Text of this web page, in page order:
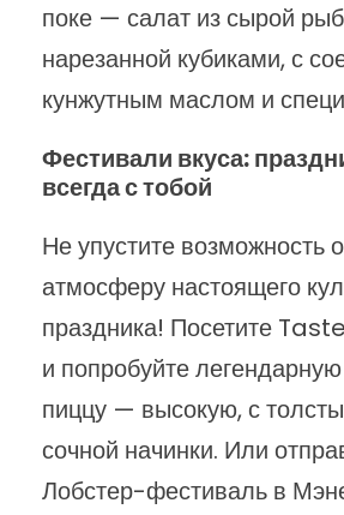
поке — салат из сырой
нарезанной кубиками, с
кунжутным маслом и
Фестивали вкуса:
всегда с тобой
Не упустите возможность
атмосферу настоящего
праздника! Посетите
и попробуйте
пиццу — высокую, с
сочной начинки. Или
Лобстер-фестиваль в